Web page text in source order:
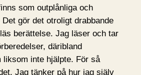
som outplånliga och
gör det otroligt drabbande
berättelse. Jag läser och tar
däribland
liksom inte hjälpte. För så
Jag tänker på hur jag själv